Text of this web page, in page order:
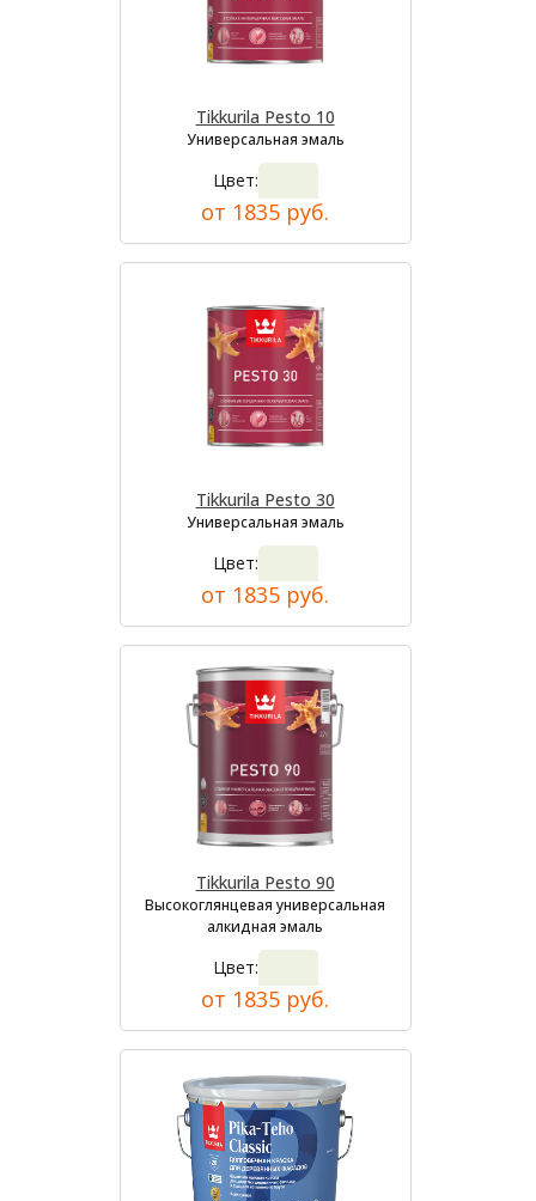
Tikkurila Pesto 10
Универсальная эмаль
Цвет:
от 1835 руб.
Tikkurila Pesto 30
Универсальная эмаль
Цвет:
от 1835 руб.
Tikkurila Pesto 90
Высокоглянцевая универсальная
алкидная эмаль
Цвет:
от 1835 руб.